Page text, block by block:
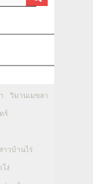
วิมานเมขลา
ร์
าวบ้านไร่
โง่